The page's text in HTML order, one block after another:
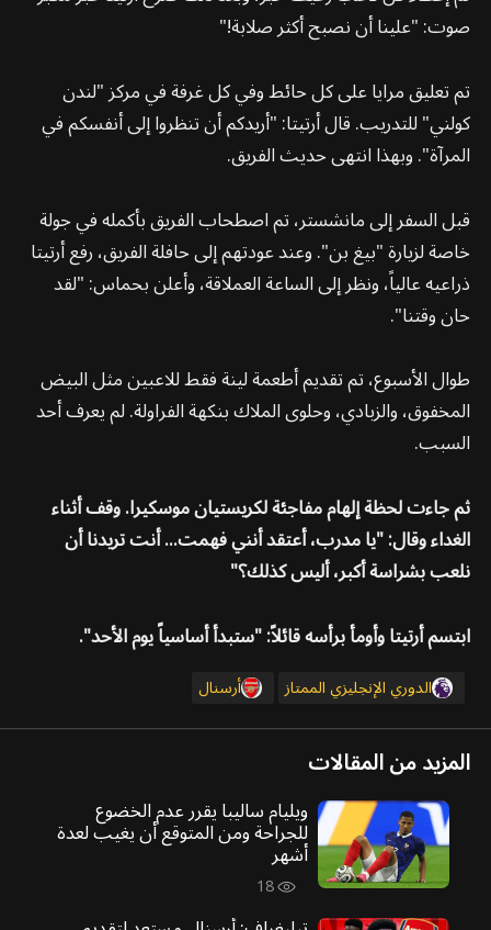
صوت: "علينا أن نصبح أكثر صلابة!"
تم تعليق مرايا على كل حائط وفي كل غرفة في مركز "لندن
كولني" للتدريب. قال أرتيتا: "أريدكم أن تنظروا إلى أنفسكم في
المرآة". وبهذا انتهى حديث الفريق.
قبل السفر إلى مانشستر، تم اصطحاب الفريق بأكمله في جولة
خاصة لزيارة "بيغ بن". وعند عودتهم إلى حافلة الفريق، رفع أرتيتا
ذراعيه عالياً، ونظر إلى الساعة العملاقة، وأعلن بحماس: "لقد
حان وقتنا".
طوال الأسبوع، تم تقديم أطعمة لينة فقط للاعبين مثل البيض
المخفوق، والزبادي، وحلوى الملاك بنكهة الفراولة. لم يعرف أحد
السبب.
ثم جاءت لحظة إلهام مفاجئة لكريستيان موسكيرا. وقف أثناء
الغداء وقال: "يا مدرب، أعتقد أنني فهمت... أنت تريدنا أن
نلعب بشراسة أكبر، أليس كذلك؟"
ابتسم أرتيتا وأومأ برأسه قائلاً: "ستبدأ أساسياً يوم الأحد".
الدوري الإنجليزي الممتاز أرسنال
المزيد من المقالات
ويليام ساليبا يقرر عدم الخضوع
للجراحة ومن المتوقع أن يغيب لعدة
أشهر
18